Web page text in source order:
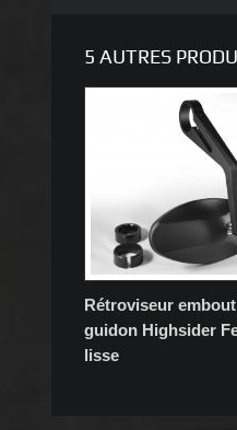
5 AUTRES
Rétroviseur
guidon Highsider
lisse